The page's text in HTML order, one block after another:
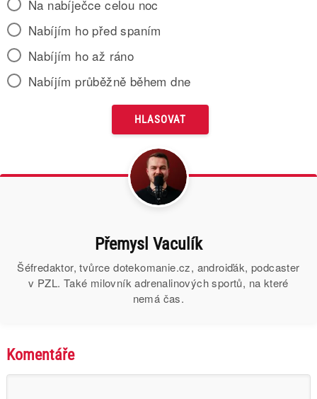
Na nabíječce celou noc
Nabíjím ho před spaním
Nabíjím ho až ráno
Nabíjím průběžně během dne
Přemysl Vaculík
Šéfredaktor, tvůrce dotekomanie.cz, androiďák, podcaster
v PZL. Také milovník adrenalinových sportů, na které
nemá čas.
Komentáře